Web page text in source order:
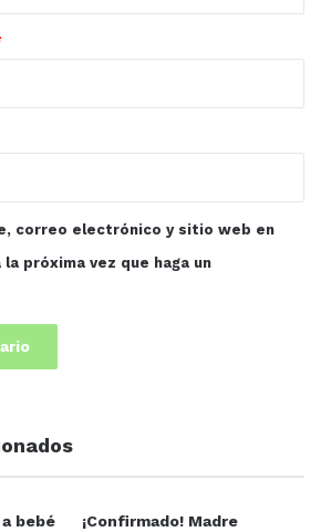
correo electrónico y sitio web en
próxima vez que haga un
bebé
¡Confirmado! Madre